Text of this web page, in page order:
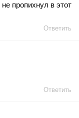
пропихнул в этот
Ответить
Ответить